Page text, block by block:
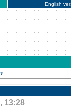
English
13:28